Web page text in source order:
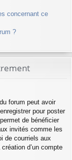
concernant ce
?
forum peut avoir
pour poster
de bénéficier
invités comme les
de courriels aux
d’un compte